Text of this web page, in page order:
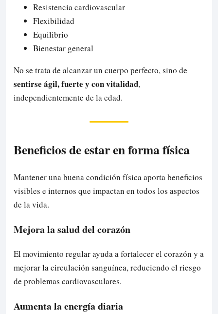
Resistencia cardiovascular
Flexibilidad
Equilibrio
Bienestar general
No se trata de alcanzar un cuerpo perfecto, sino de
sentirse ágil, fuerte y con vitalidad,
independientemente de la edad.
Beneficios de estar en forma física
Mantener una buena condición física aporta beneficios
visibles e internos que impactan en todos los aspectos
de la vida.
Mejora la salud del corazón
El movimiento regular ayuda a fortalecer el corazón y a
mejorar la circulación sanguínea, reduciendo el riesgo
de problemas cardiovasculares.
Aumenta la energía diaria